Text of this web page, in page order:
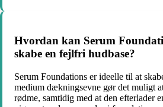
Hvordan kan Serum
skabe en fejlfri hudbase?
Serum Foundations er ideelle til at
medium dækningsevne gør det muligt
rødme, samtidig med at den efterlader